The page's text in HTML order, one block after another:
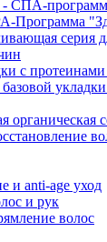
- СПА-
Программа
серия
с
органическая
и anti-age уход
и рук
волос